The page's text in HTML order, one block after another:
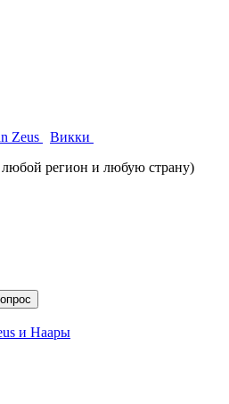
Zeus
Викки
любой регион и любую страну)